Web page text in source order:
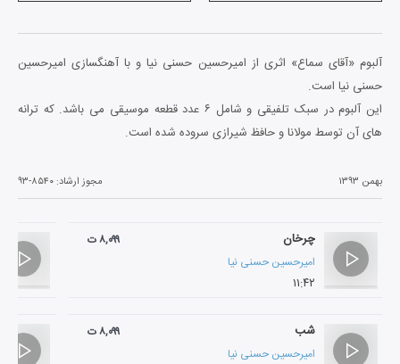
آلبوم «آقای سماع» اثری از امیرحسین حسنی نیا و با آهنگسازی امیرحسین
حسنی نیا است.
این آلبوم در سبک تلفیقی و شامل ۶ عدد قطعه موسیقی می باشد. که ترانه
های آن توسط مولانا و حافظ شیرازی سروده شده است.
بهمن ۱۳۹۳ مجوز ارشاد: ۹۳-۸۵۴۰
چرخان
امیرحسین حسنی نیا
۱۱:۴۲
۸,۰۹۹ ت
شب
امیرحسین حسنی نیا
۸,۰۹۹ ت